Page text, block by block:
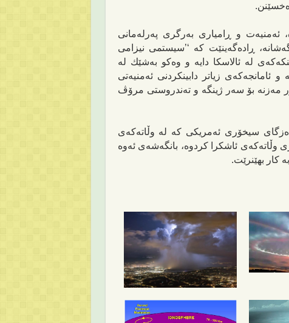
ن.
ئه‌منیه‌ت و ڕامیاری به‌رگری په‌رله‌مانی
ڕادەگەینێت كه‌ ‘’سیستمی نیزامی
له‌ ئالاسكا دایه‌ و وه‌كو به‌شێك له‌
ئامانجه‌كه‌ی زیاتر دابینكردنی ئه‌منیه‌تی
مه‌زنه‌ بۆ سه‌ر ژینگه‌ و ته‌ندروستی مرۆڤ
ده‌زگای سیخۆری ئه‌مریكی كه‌ له‌ وڵاته‌كه‌ی
وڵاته‌كه‌ی ئاشکراكرد‌وه‌، بانگه‌شه‌ی ئه‌وه‌
كار بهێنرێت.